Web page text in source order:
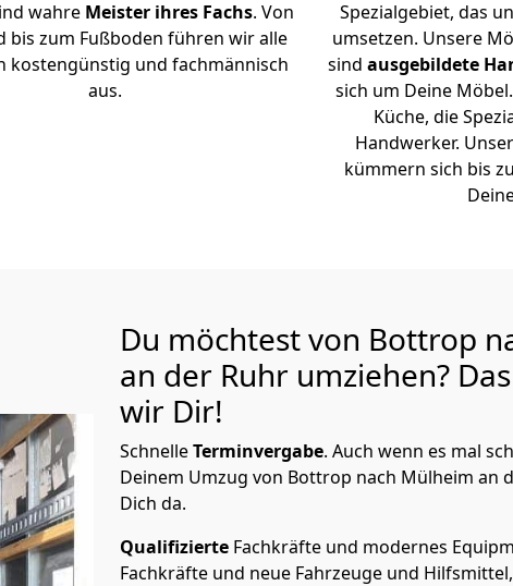
wahre Meister ihres Fachs. Von
bis zum Fußboden führen wir alle
kostengünstig und fachmännisch
aus.
Spezialgebiet, das
umsetzen. Unsere
sind ausgebildete
sich um Deine
Küche, die
Handwerker.
kümmern sich bis
Du möchtest von Bottrop
an der Ruhr umziehen?
wir Dir!
SchnelleTerminvergabe. Auch wenn es mal
Deinem Umzug von Bottrop nach Mülheim an
Dich da.
Qualifizierte Fachkräfte und modernes
Fachkräfte und neue Fahrzeuge und